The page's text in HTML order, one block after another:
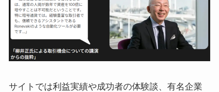
サイトでは利益実績や成功者の体験談、有名企業